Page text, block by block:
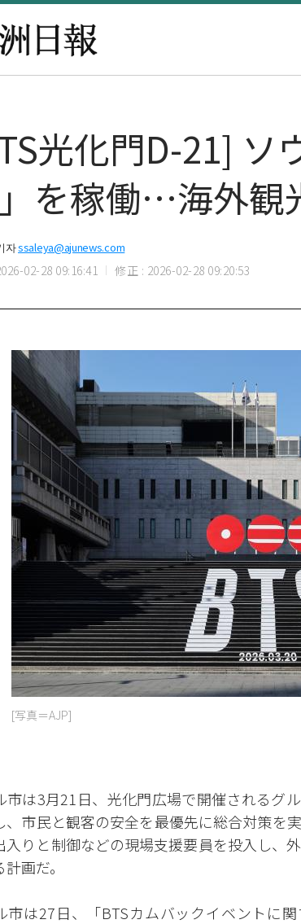
光化門D-21] ソ
を稼働…海外観
자ssaleya@ajunews.com
02-28 09:16:41 修正 : 2026-02-28 09:20:53
[写真＝AJP]
市は3月21日、光化門広場で開催されるグ
、市民と観客の安全を最優先に総合対策を
入りと制御などの現場支援要員を投入し、
画だ。
市は27日、「BTSカムバックイベントに